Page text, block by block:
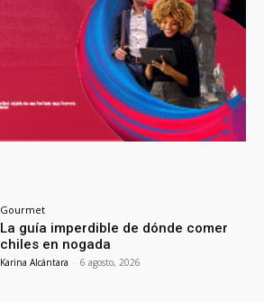
Gourmet
La guía imperdible de dónde comer
chiles en nogada
Karina Alcántara - 6 agosto, 2026